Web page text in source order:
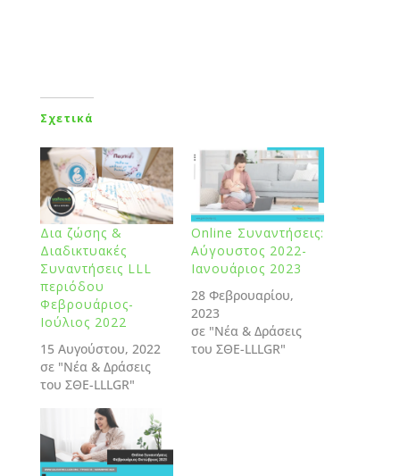
Σχετικά
Δια ζώσης &
Διαδικτυακές
Συναντήσεις LLL
περιόδου
Φεβρουάριος-
Ιούλιος 2022
15 Αυγούστου, 2022
σε "Νέα & Δράσεις
του ΣΘΕ-LLLGR"
Online Συναντήσεις:
Αύγουστος 2022-
Ιανουάριος 2023
28 Φεβρουαρίου,
2023
σε "Νέα & Δράσεις
του ΣΘΕ-LLLGR"